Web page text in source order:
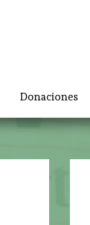
Donaciones